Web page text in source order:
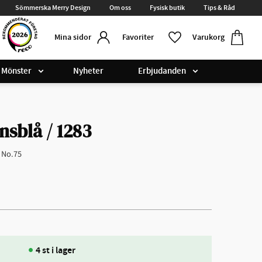
Sömmerska Merry Design Om oss Fysisk butik Tips & Råd
Mina sidor Favoriter Varukorg
Favoriter
Mönster Nyheter Erbjudanden
/ 1283
4 st i lager